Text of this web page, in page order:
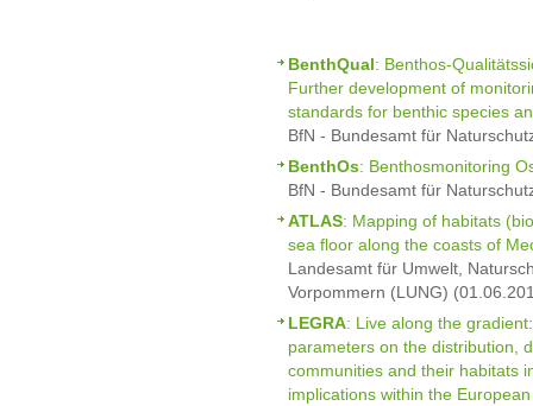
BenthQual: Benthos-
Further development of
standards for benthic species
BfN - Bundesamt für
BenthOs: Benthosmonitoring
BfN - Bundesamt für
ATLAS: Mapping of habitats
sea floor along the coasts of
Landesamt für Umwelt,
Vorpommern (LUNG)
LEGRA: Live along the
parameters on the distribution,
communities and their habitats
implications within the